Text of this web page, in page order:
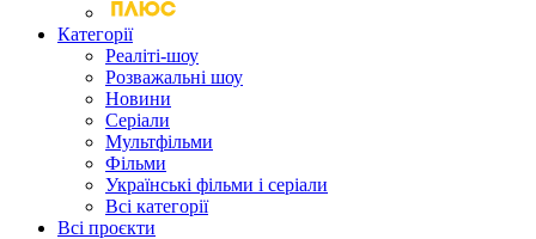
Категорії
Реаліті-шоу
Розважальні шоу
Новини
Серіали
Мультфільми
Фільми
Українські фільми і серіали
Всі категорії
Всі проєкти